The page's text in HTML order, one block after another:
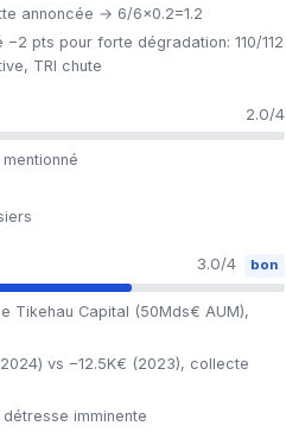
annoncée → 6/6×0.2=1.2
pts pour forte dégradation: 110/112
TRI chute
2.0/4
3.0/4 bon
Tikehau Capital (50Mds€ AUM),
vs −12.5K€ (2023), collecte
détresse imminente